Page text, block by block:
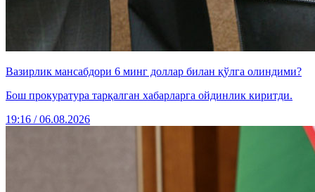
Вазирлик мансабдори 6 минг доллар билан қўлга олиндими?
Бош прокуратура тарқалган хабарларга ойдинлик киритди.
19:16 / 06.08.2026